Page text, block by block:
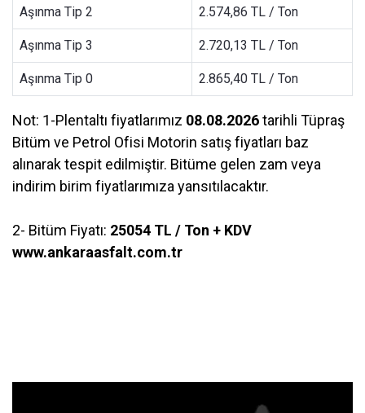
Aşınma Tip 2 2.574,86 TL / Ton
Aşınma Tip 3 2.720,13 TL / Ton
Aşınma Tip 0 2.865,40 TL / Ton
Not: 1-Plentaltı fiyatlarımız 08.08.2026tarihli Tüpraş
Bitüm ve Petrol Ofisi Motorin satış fiyatları baz
alınarak tespit edilmiştir. Bitüme gelen zam veya
indirim birim fiyatlarımıza yansıtılacaktır.
2- Bitüm Fiyatı: 25054 TL / Ton + KDV
www.ankaraasfalt.com.tr